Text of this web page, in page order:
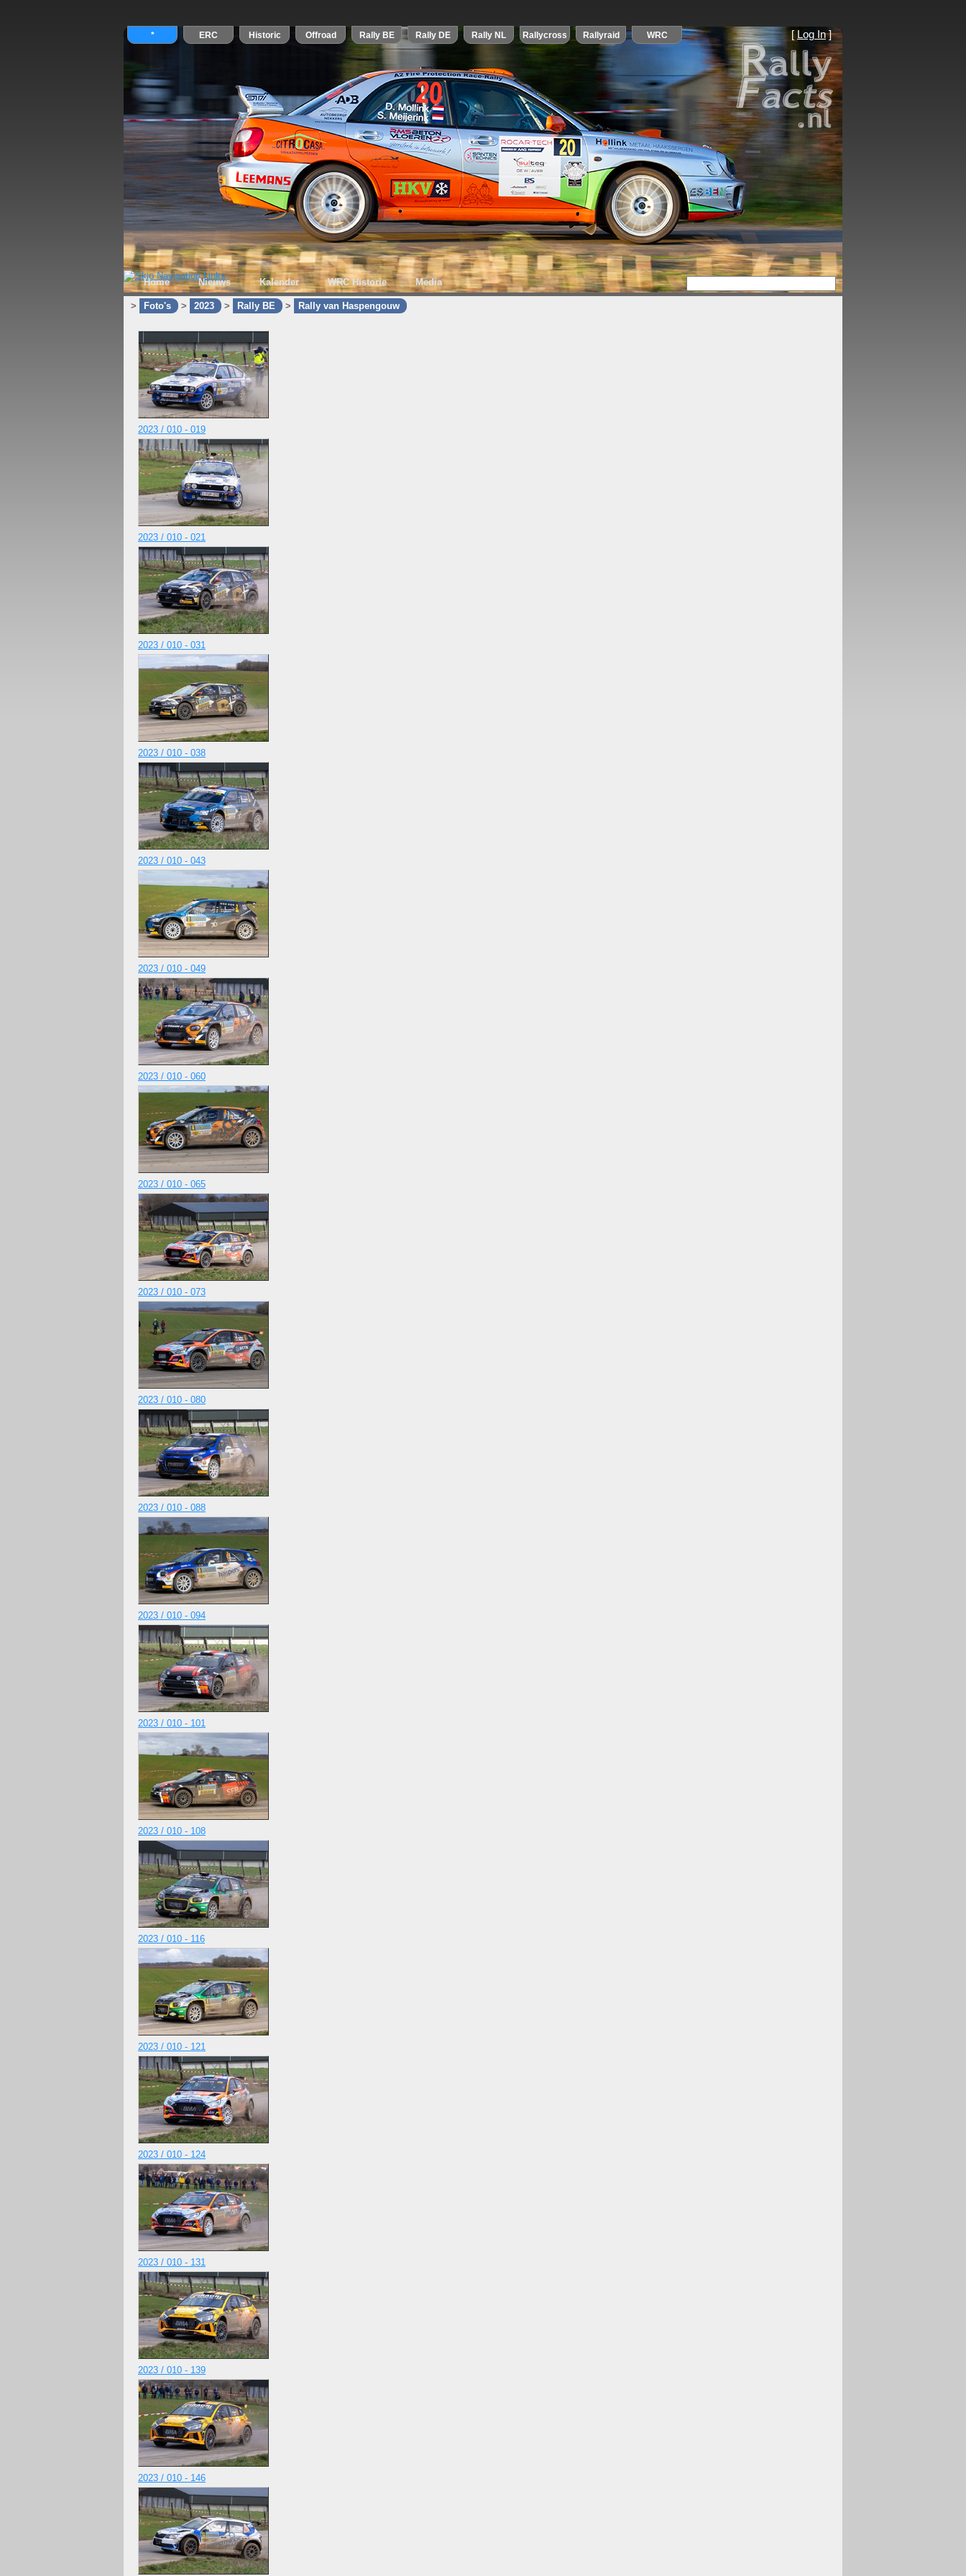
[ Log In]
Home Nieuws Kalender WRC Historie Media
> Foto's > 2023 > Rally BE > Rally van Haspengouw
2023 / 010 - 019
2023 / 010 - 021
2023 / 010 - 031
2023 / 010 - 038
2023 / 010 - 043
2023 / 010 - 049
2023 / 010 - 060
2023 / 010 - 065
2023 / 010 - 073
2023 / 010 - 080
2023 / 010 - 088
2023 / 010 - 094
2023 / 010 - 101
2023 / 010 - 108
2023 / 010 - 116
2023 / 010 - 121
2023 / 010 - 124
2023 / 010 - 131
2023 / 010 - 139
2023 / 010 - 146